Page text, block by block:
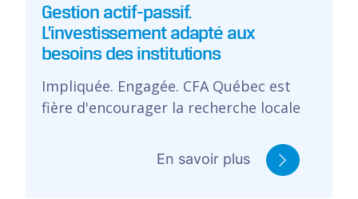
Gestion actif-passif.
L’investissement adapté aux
besoins des institutions
Impliquée. Engagée. CFA Québec est
fière d'encourager la recherche locale
En savoir plus